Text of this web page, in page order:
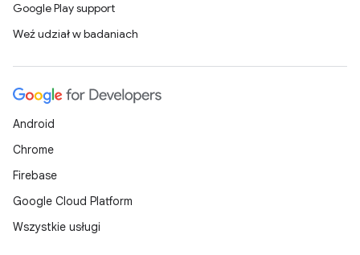
Google Play support
Weź udział w badaniach
Android
Chrome
Firebase
Google Cloud Platform
Wszystkie usługi